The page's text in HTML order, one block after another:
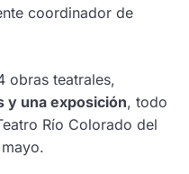
coordinador de
obras teatrales,
y una exposición, todo
Río Colorado del